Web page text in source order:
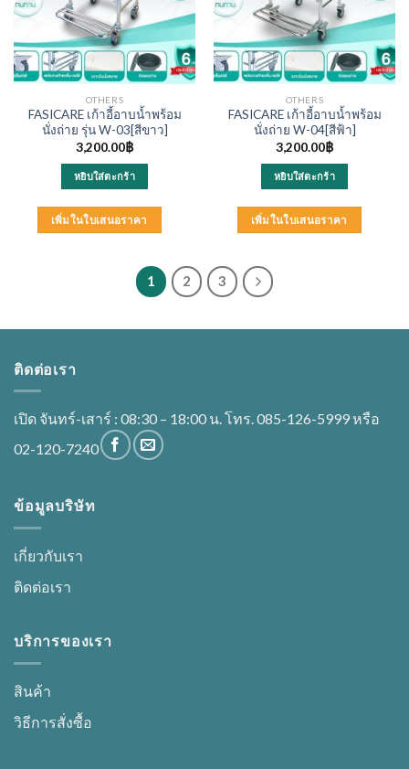
OTHERS
FASICARE เก้าอี้อาบน้ำพร้อม
นั่งถ่าย รุ่น W-03[สีขาว]
3,200.00฿
หยิบใส่ตะกร้า
เพิ่มในใบเสนอราคา
OTHERS
FASICARE เก้าอี้อาบน้ำพร้อม
นั่งถ่าย W-04[สีฟ้า]
3,200.00฿
หยิบใส่ตะกร้า
เพิ่มในใบเสนอราคา
1 2 3
ติดต่อเรา
เปิด จันทร์-เสาร์ : 08:30 – 18:00 น. โทร. 085-126-5999 หรือ
02-120-7240
ข้อมูลบริษัท
เกี่ยวกับเรา
ติดต่อเรา
บริการของเรา
สินค้า
วิธีการสั่งซื้อ